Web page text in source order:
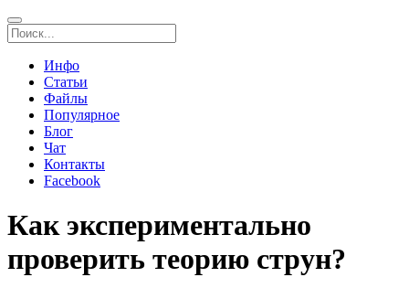
Инфо
Статьи
Файлы
Популярное
Блог
Чат
Контакты
Facebook
Как экспериментально
проверить теорию струн?